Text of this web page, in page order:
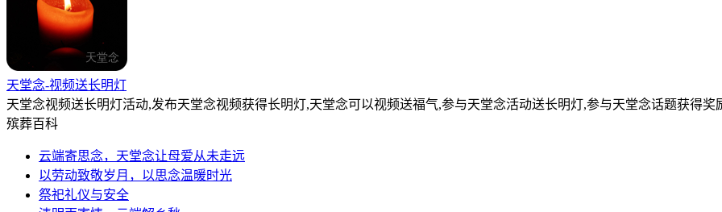
天堂念-视频送长明灯
天堂念视频送长明灯活动,发布天堂念视频获得长明灯,天堂念可以视频送福气,参与天堂念活动送长明灯,参与天堂念话题获得奖
殡葬百科
云端寄思念，天堂念让母爱从未走远
以劳动致敬岁月，以思念温暖时光
祭祀礼仪与安全